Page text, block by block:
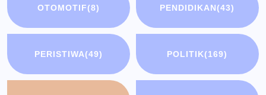
OTOMOTIF(8) PENDIDIKAN(43)
PERISTIWA(49) POLITIK(169)